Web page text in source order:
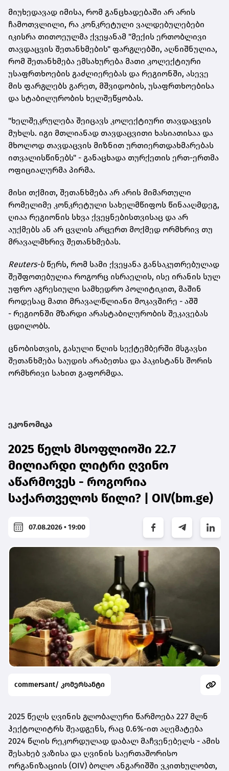
მიუხედავად იმისა, რომ განცხადებაში არ არის
ჩამოთვლილი, რა კონკრეტული ვალდებულებები
იკისრა თითოეულმა ქვეყანამ "მექის ერთობლივი
თავდაცვის შეთანხმების" ფარგლებში, აღნიშნულია,
რომ შეთანხმება ემსახურება მათი კოლექტიური
უსაფრთხოების გაძლიერებას და რეგიონში, ასევე
მის ფარგლებს გარეთ, მშვიდობის, უსაფრთხოებისა
და სტაბილურობის ხელშეწყობას.
"ხელშეკრულება შეიცავს კოლექტიური თავდაცვის
მუხლს. იგი მთლიანად თავდაცვითი ხასიათისაა და
მხოლოდ თავდაცვის მიზნით ურთიერთდახმარებას
ითვალისწინებს" - განაცხადა თურქეთის ერთ-ერთმა
ოფიციალურმა პირმა.
მისი თქმით, შეთანხმება არ არის მიმართული
რომელიმე კონკრეტული სახელმწიფოს წინააღმდეგ,
ღიაა რეგიონის სხვა ქვეყნებისთვისაც და არ
აუქმებს ან არ ცვლის არცერთ მოქმედ ორმხრივ თუ
მრავალმხრივ შეთანხმებას.
Reuters-სწერს, რომ სამი ქვეყანა განსაკუთრებულად
შეშფოთებულია როგორც ისრაელის, ისე ირანის სულ
უფრო აგრესიული სამხედრო პოლიტიკით, მაშინ
როდესაც მათი მრავალწლიანი მოკავშირე - აშშ
- რეგიონში მზარდი არასტაბილურობის შეკავებას
ცდილობს.
ცნობისთვის, გასული წლის სექტემბერში მსგავსი
შეთანხმება საუდის არაბეთსა და პაკისტანს შორის
ორმხრივი სახით გაფორმდა.
ეკონომიკა
2025 წელს მსოფლიოში 22.7
მილიარდი ლიტრი ღვინო
აწარმოვეს - როგორია
საქართველოს წილი? | OIV(bm.ge)
07.08.2026 • 19:00
commersant/ კომერსანტი
2025 წელს ღვინის გლობალური წარმოება 227 მლნ
ჰექტოლიტრს შეადგენს, რაც 0.6%-ით აღემატება
2024 წლის რეკორდულად დაბალ მაჩვენებელს - ამის
შესახებ ვაზისა და ღვინის საერთაშორისო
ორგანიზაციის (OIV) ბოლო ანგარიშში ვკითხულობთ,